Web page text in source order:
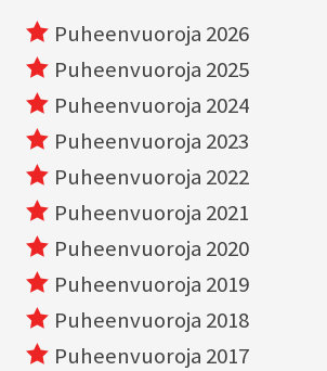
Puheenvuoroja 2026
Puheenvuoroja 2025
Puheenvuoroja 2024
Puheenvuoroja 2023
Puheenvuoroja 2022
Puheenvuoroja 2021
Puheenvuoroja 2020
Puheenvuoroja 2019
Puheenvuoroja 2018
Puheenvuoroja 2017